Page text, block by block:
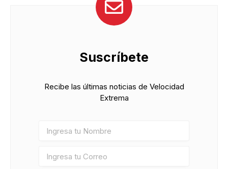
Suscríbete
Recibe las últimas noticias de Velocidad
Extrema